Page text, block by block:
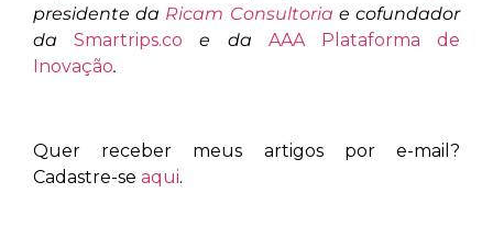
presidente da Ricam Consultoria e cofundador
daSmartrips.co e da AAA Plataforma de
Inovação.
Quer receber meus artigos por e-mail?
Cadastre-se aqui.